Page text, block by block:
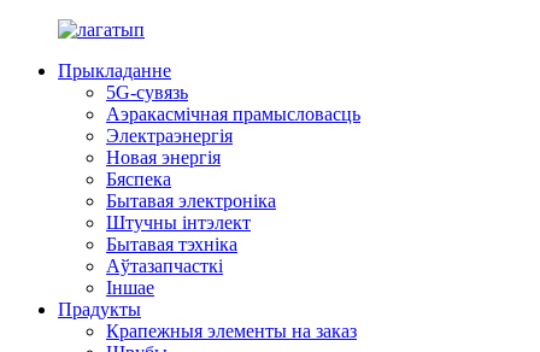
Прыкладанне
5G-сувязь
Аэракасмічная прамысловасць
Электраэнергія
Новая энергія
Бяспека
Бытавая электроніка
Штучны інтэлект
Бытавая тэхніка
Аўтазапчасткі
Іншае
Прадукты
Крапежныя элементы на заказ